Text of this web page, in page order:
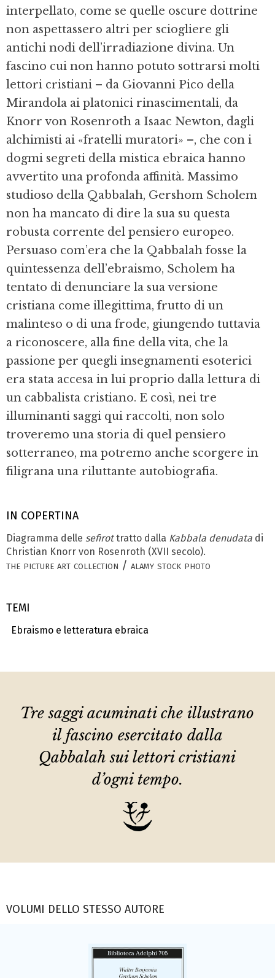
IN COPERTINA
Diagramma delle sefirottratto dalla Kabbala denudata di
Christian Knorr von Rosenroth (XVII secolo).
the picture art collection / alamy stock photo
TEMI
Ebraismo e letteratura ebraica
interpellato, come se quelle oscure dottrine
non aspettassero altri per sciogliere gli
antichi nodi dell’irradiazione divina. Un
fascino cui non hanno potuto sottrarsi molti
lettori cristiani – da Giovanni Pico della
Mirandola ai platonici rinascimentali, da
Knorr von Rosenroth a Isaac Newton, dagli
alchimisti ai «fratelli muratori» –, che con i
dogmi segreti della mistica ebraica hanno
avvertito una profonda affinità. Massimo
studioso della Qabbalah, Gershom Scholem
non ha mancato di dire la sua su questa
robusta corrente del pensiero europeo.
Persuaso com’era che la Qabbalah fosse la
quintessenza dell’ebraismo, Scholem ha
tentato di denunciare la sua versione
cristiana come illegittima, frutto di un
malinteso o di una frode, giungendo tuttavia
a riconoscere, alla fine della vita, che la
passione per quegli insegnamenti esoterici
era stata accesa in lui proprio dalla lettura di
un cabbalista cristiano. E così, nei tre
illuminanti saggi qui raccolti, non solo
troveremo una storia di quel pensiero
sotterraneo, ma potremo anche scorgere in
filigrana una riluttante autobiografia.
Tre saggi acuminati che illustrano
il fascino esercitato dalla
Qabbalah sui lettori cristiani
d’ogni tempo.
VOLUMI DELLO STESSO AUTORE